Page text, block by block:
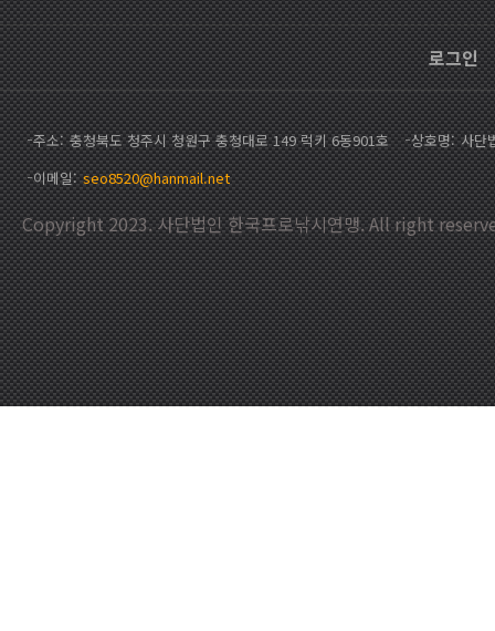
로그인
주소 충청북도 청주시 청원구 충청대로 149 럭키 6동901호 상호명 사단
이메일 seo8520@hanmail.net
Copyright 2023. 사단법인 한국프로낚시연맹. All right